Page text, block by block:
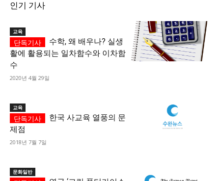
인기 기사
교육
수학, 왜 배우나? 실생
활에 활용되는 일차함수와 이차함
수
2020년 4월 29일
교육
한국 사교육 열풍의 문
제점
2018년 7월 7일
문화일반